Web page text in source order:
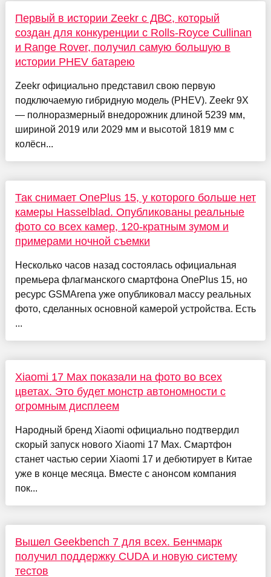
Первый в истории Zeekr с ДВС, который
создан для конкуренции с Rolls-Royce Cullinan
и Range Rover, получил самую большую в
истории PHEV батарею
Zeekr официально представил свою первую
подключаемую гибридную модель (PHEV). Zeekr 9X
— полноразмерный внедорожник длиной 5239 мм,
шириной 2019 или 2029 мм и высотой 1819 мм с
колёсн...
Так снимает OnePlus 15, у которого больше нет
камеры Hasselblad. Опубликованы реальные
фото со всех камер, 120-кратным зумом и
примерами ночной съемки
Несколько часов назад состоялась официальная
премьера флагманского смартфона OnePlus 15, но
ресурс GSMArena уже опубликовал массу реальных
фото, сделанных основной камерой устройства. Есть
...
Xiaomi 17 Max показали на фото во всех
цветах. Это будет монстр автономности с
огромным дисплеем
Народный бренд Xiaomi официально подтвердил
скорый запуск нового Xiaomi 17 Max. Смартфон
станет частью серии Xiaomi 17 и дебютирует в Китае
уже в конце месяца. Вместе с анонсом компания
пок...
Вышел Geekbench 7 для всех. Бенчмарк
получил поддержку CUDA и новую систему
тестов